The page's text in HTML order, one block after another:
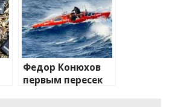
Федор Конюхов
первым пересек